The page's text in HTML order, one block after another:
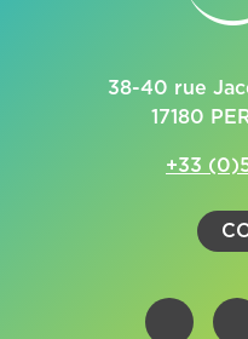
38-40 rue
17180
+33